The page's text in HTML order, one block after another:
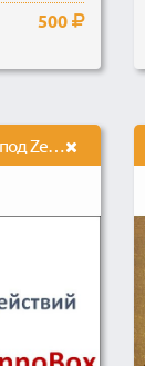
500
Напишу шаблон (скрипт) под Zennoposter или Zennobox